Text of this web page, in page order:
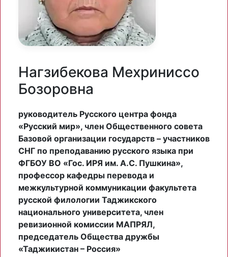
Нагзибекова Мехриниссо
Бозоровна
руководитель Русского центра фонда
«Русский мир», член Общественного совета
Базовой организации государств – участников
СНГ по преподаванию русского языка при
ФГБОУ ВО «Гос. ИРЯ им. А.С. Пушкина»,
профессор кафедры перевода и
межкультурной коммуникации факультета
русской филологии Таджикского
национального университета, член
ревизионной комиссии МАПРЯЛ,
председатель Общества дружбы
«Таджикистан – Россия»